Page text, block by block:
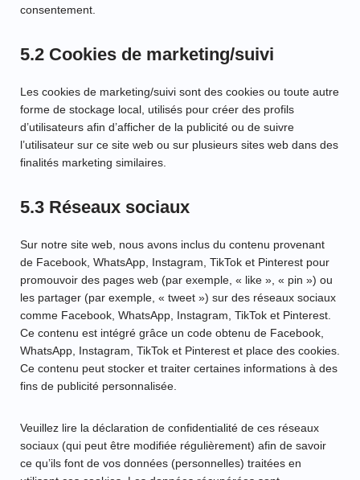
consentement.
5.2 Cookies de marketing/suivi
Les cookies de marketing/suivi sont des cookies ou toute autre
forme de stockage local, utilisés pour créer des profils
d’utilisateurs afin d’afficher de la publicité ou de suivre
l’utilisateur sur ce site web ou sur plusieurs sites web dans des
finalités marketing similaires.
5.3 Réseaux sociaux
Sur notre site web, nous avons inclus du contenu provenant
de Facebook, WhatsApp, Instagram, TikTok et Pinterest pour
promouvoir des pages web (par exemple, « like », « pin ») ou
les partager (par exemple, « tweet ») sur des réseaux sociaux
comme Facebook, WhatsApp, Instagram, TikTok et Pinterest.
Ce contenu est intégré grâce un code obtenu de Facebook,
WhatsApp, Instagram, TikTok et Pinterest et place des cookies.
Ce contenu peut stocker et traiter certaines informations à des
fins de publicité personnalisée.
Veuillez lire la déclaration de confidentialité de ces réseaux
sociaux (qui peut être modifiée régulièrement) afin de savoir
ce qu’ils font de vos données (personnelles) traitées en